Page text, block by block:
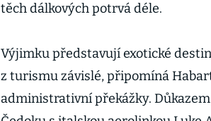
těch dálkových potrvá déle.
Výjimku představují exotické
z turismu závislé, připomíná
administrativní překážky.